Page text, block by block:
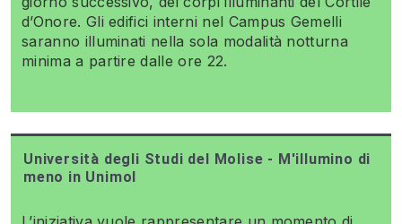
d’Onore. Gli edifici interni nel Campus Gemelli
saranno illuminati nella sola modalità notturna
minima a partire dalle ore 22.
Università degli Studi del Molise - M'illumino di
meno in Unimol